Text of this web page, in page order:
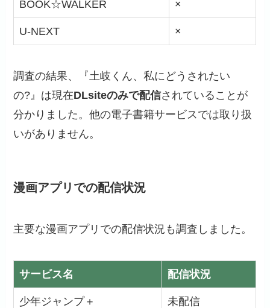
BOOK☆WALKER ×
U-NEXT ×
調査の結果、『土岐くん、私にどうされたい
の?』は現在DLsiteのみで配信されていることが
分かりました。他の電子書籍サービスでは取り扱
いがありません。
漫画アプリでの配信状況
主要な漫画アプリでの配信状況も調査しました。
サービス名 配信状況
少年ジャンプ＋ 未配信